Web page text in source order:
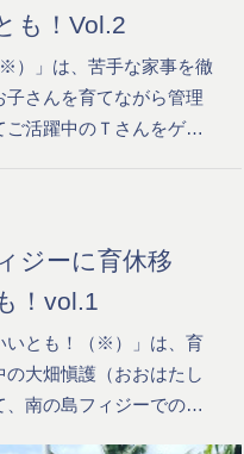
も！Vol.2
）」は、苦手な家事を徹
さんを育てながら管理
ご活躍中のＴさんをゲ…
ジーに育休移
！vol.1
いとも！（※）」は、育
大畑愼護（おおはたし
、南の島フィジーでの…